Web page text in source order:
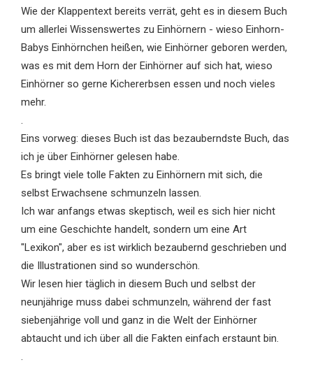
Wie der Klappentext bereits verrät, geht es in diesem Buch
um allerlei Wissenswertes zu Einhörnern - wieso Einhorn-
Babys Einhörnchen heißen, wie Einhörner geboren werden,
was es mit dem Horn der Einhörner auf sich hat, wieso
Einhörner so gerne Kichererbsen essen und noch vieles
mehr.
.
Eins vorweg: dieses Buch ist das bezauberndste Buch, das
ich je über Einhörner gelesen habe.
Es bringt viele tolle Fakten zu Einhörnern mit sich, die
selbst Erwachsene schmunzeln lassen.
Ich war anfangs etwas skeptisch, weil es sich hier nicht
um eine Geschichte handelt, sondern um eine Art
"Lexikon", aber es ist wirklich bezaubernd geschrieben und
die Illustrationen sind so wunderschön.
Wir lesen hier täglich in diesem Buch und selbst der
neunjährige muss dabei schmunzeln, während der fast
siebenjährige voll und ganz in die Welt der Einhörner
abtaucht und ich über all die Fakten einfach erstaunt bin.
.